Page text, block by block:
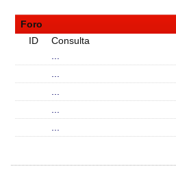
Foro
ID
Consulta